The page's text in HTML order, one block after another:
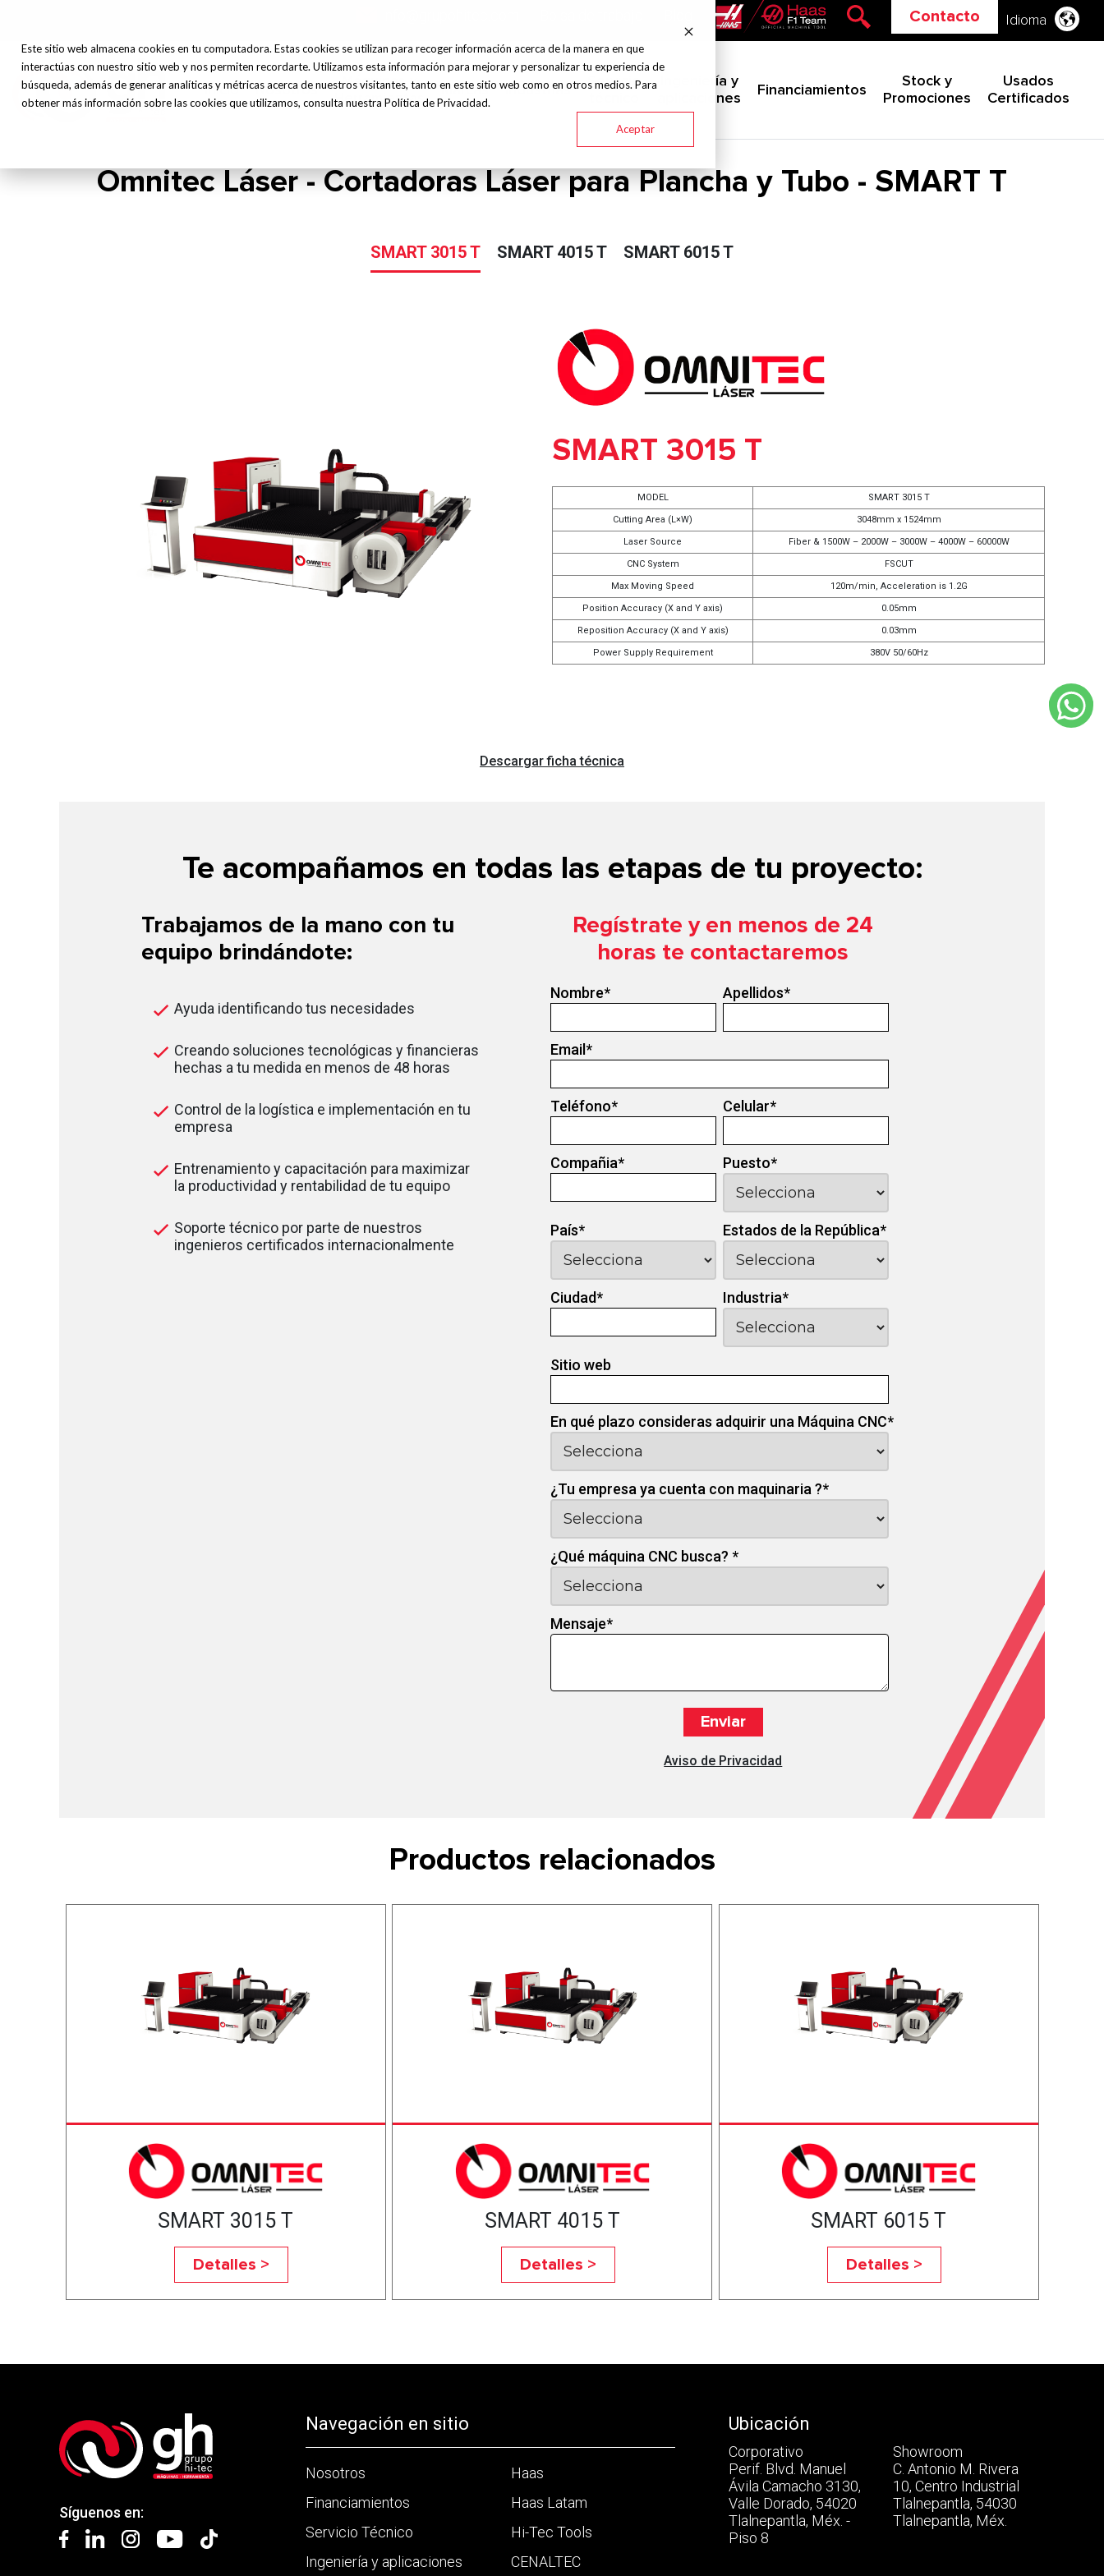
Este sitio web almacena cookies en tu computadora. Estas cookies se utilizan para recoger información acerca de la manera en que
interactúas con nuestro sitio web y nos permiten recordarte. Utilizamos esta información para mejorar y personalizar tu experiencia de
búsqueda, además de generar analíticas y métricas acerca de nuestros visitantes, tanto en este sitio web como en otros medios. Para
obtener más información sobre las cookies que utilizamos, consulta nuestra Política de Privacidad.
Aceptar
Contacto Idioma
Inicio Nosotros
Máquinas y
Herramientas
Marcas Industrias
Servicio
Ingeniería y
aplicaciones
Financiamientos
Stock y
Promociones
Usados
Certificados
Omnitec Láser - Cortadoras Láser para Plancha y Tubo - SMART T
SMART 3015 T SMART 4015 T SMART 6015 T
SMART 3015 T
MODEL SMART 3015 T
Cutting Area (L×W) 3048mm x 1524mm
Laser Source Fiber & 1500W – 2000W – 3000W – 4000W – 60000W
CNC System FSCUT
Max Moving Speed 120m/min, Acceleration is 1.2G
Position Accuracy (X and Y axis) 0.05mm
Reposition Accuracy (X and Y axis) 0.03mm
Power Supply Requirement 380V 50/60Hz
Descargar ficha técnica
Te acompañamos en todas las etapas de tu proyecto:
Trabajamos de la mano con tu
equipo brindándote:
Ayuda identificando tus necesidades
Creando soluciones tecnológicas y financieras
hechas a tu medida en menos de 48 horas
Control de la logística e implementación en tu
empresa
Entrenamiento y capacitación para maximizar
la productividad y rentabilidad de tu equipo
Soporte técnico por parte de nuestros
ingenieros certificados internacionalmente
Regístrate y en menos de 24
horas te contactaremos
Nombre* Apellidos*
Email*
Teléfono* Celular*
Compañia* Puesto*
País* Estados de la República*
Ciudad* Industria*
Sitio web
En qué plazo consideras adquirir una Máquina CNC*
¿Tu empresa ya cuenta con maquinaria ?*
¿Qué máquina CNC busca?*
Mensaje*
Aviso de Privacidad
Productos relacionados
SMART 3015 T
Detalles >
SMART 4015 T
Detalles >
SMART 6015 T
Detalles >
Síguenos en:
Navegación en sitio
Nosotros
Financiamientos
Servicio Técnico
Ingeniería y aplicaciones
Haas
Haas Latam
Hi-Tec Tools
CENALTEC
Ubicación
Corporativo
Perif. Blvd. Manuel
Ávila Camacho 3130,
Valle Dorado, 54020
Tlalnepantla, Méx. -
Piso 8
Showroom
C. Antonio M. Rivera
10, Centro Industrial
Tlalnepantla, 54030
Tlalnepantla, Méx.